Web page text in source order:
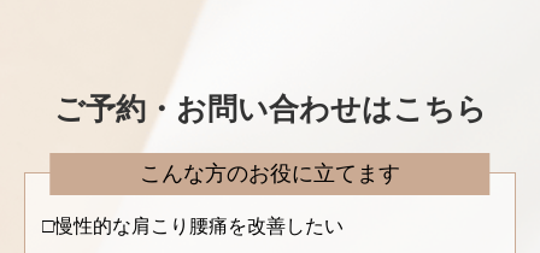
ご予約・お問い合わせはこちら
こんな方のお役に立てます
慢性的な肩こり腰痛を改善したい